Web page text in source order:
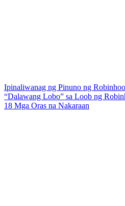
Ipinaliwanag ng Pinuno ng
“Dalawang Lobo” sa Loob ng
18 Mga Oras na Nakaraan